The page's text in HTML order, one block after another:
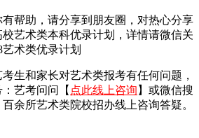
帮助，请分享到朋友圈，对热心分享
艺术类本科优录计划，详情请微信关
术类优录计划
生和家长对艺术类报考有任何问题，
艺考问问【 点此线上咨询 】或微信搜
余所艺术类院校招办线上咨询答疑。